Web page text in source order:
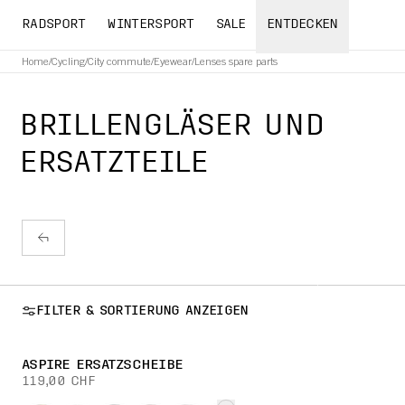
RADSPORT WINTERSPORT SALE ENTDECKEN
Home/Cycling/City commute/Eyewear/Lenses spare parts
BRILLENGLÄSER UND
ERSATZTEILE
FILTER & SORTIERUNG ANZEIGEN
ASPIRE ERSATZSCHEIBE
119,00 CHF